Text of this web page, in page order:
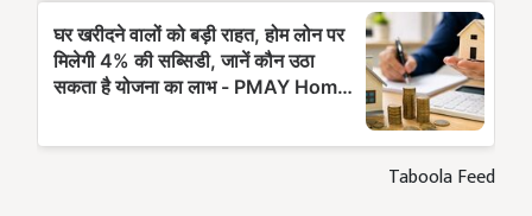
Taboola Feed